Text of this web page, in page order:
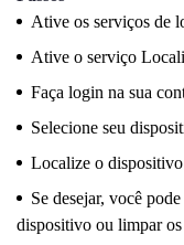
Ative os serviços de
Ative o serviço
Faça login na sua
Selecione seu
Localize o
Se desejar, você
dispositivo ou limpar